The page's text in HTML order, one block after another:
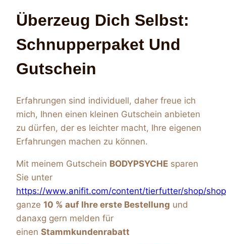
Überzeug Dich Selbst:
Schnupperpaket Und
Gutschein
Erfahrungen sind individuell, daher freue ich
mich, Ihnen einen kleinen Gutschein anbieten
zu dürfen, der es leichter macht, Ihre eigenen
Erfahrungen machen zu können.
Mit meinem Gutschein BODYPSYCHE sparen
Sie unter
https://www.anifit.com/content/tierfutter/shop/
ganze 10 % auf Ihre erste Bestellung und
danaxg gern melden für
einen Stammkundenrabatt